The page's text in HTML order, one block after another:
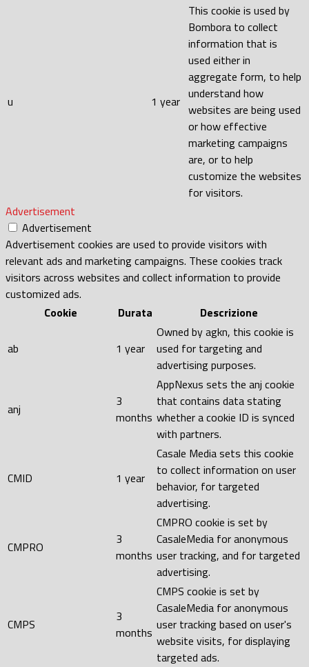
u 1 year
This cookie is used by
Bombora to collect
information that is
used either in
aggregate form, to help
understand how
websites are being used
or how effective
marketing campaigns
are, or to help
customize the websites
for visitors.
Advertisement
Advertisement
Advertisement cookies are used to provide visitors with
relevant ads and marketing campaigns. These cookies track
visitors across websites and collect information to provide
customized ads.
Cookie
Durata Descrizione
ab 1 year
Owned by agkn, this cookie is
used for targeting and
advertising purposes.
anj
3
months
AppNexus sets the anj cookie
that contains data stating
whether a cookie ID is synced
with partners.
CMID 1 year
Casale Media sets this cookie
to collect information on user
behavior, for targeted
advertising.
CMPRO
3
months
CMPRO cookie is set by
CasaleMedia for anonymous
user tracking, and for targeted
advertising.
CMPS
3
months
CMPS cookie is set by
CasaleMedia for anonymous
user tracking based on user's
website visits, for displaying
targeted ads.